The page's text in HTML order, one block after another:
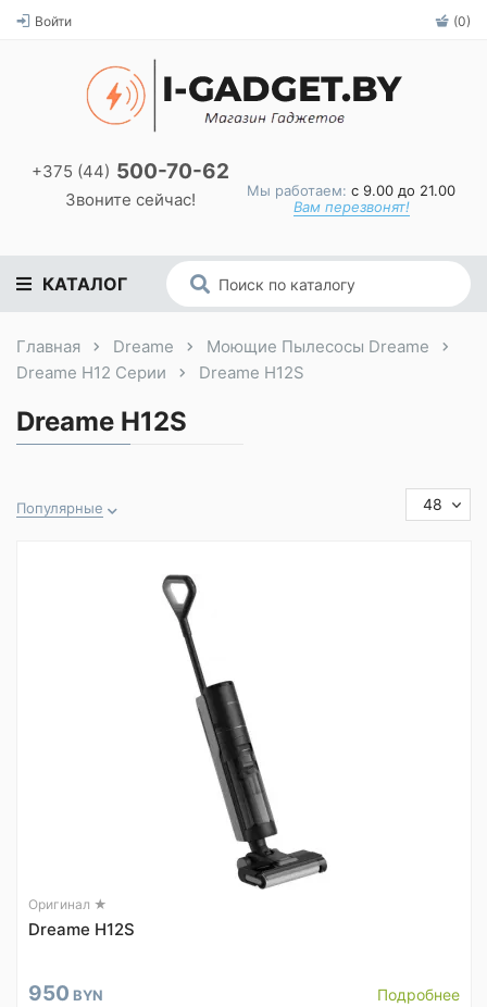
Войти (0)
+375 (44) 500-70-62
Звоните сейчас! Мы работаем: с 9.00 до 21.00
Вам перезвонят!
КАТАЛОГ
Главная Dreame
Моющие Пылесосы Dreame
Dreame H12 Серии
Dreame H12S
Dreame H12S
Популярные 48
Оригинал ★
Dreame H12S
950 BYN Подробнее